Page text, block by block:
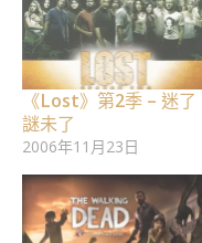
《Lost》第2季 – 迷了
謎未了
2006年11月23日